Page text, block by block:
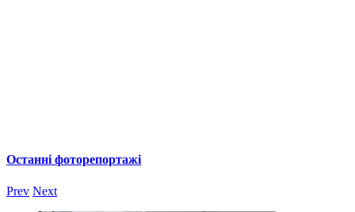
Останні фоторепортажі
Prev Next